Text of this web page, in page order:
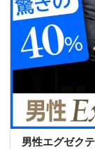
男性エグゼク